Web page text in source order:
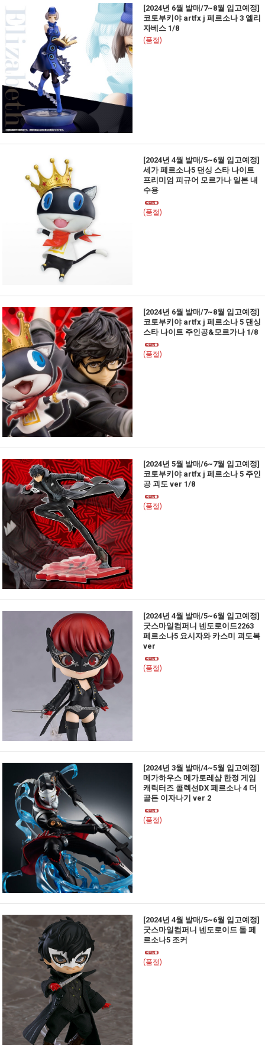
[2024년 6월 발매/7~8월 입고예정]
코토부키야 artfx j 페르소나 3 엘리
자베스 1/8
(품절)
[2024년 4월 발매/5~6월 입고예정]
세가 페르소나5 댄싱 스타 나이트
프리미엄 피규어 모르가나 일본 내
수용
(품절)
[2024년 6월 발매/7~8월 입고예정]
코토부키야 artfx j 페르소나 5 댄싱
스타 나이트 주인공&모르가나 1/8
(품절)
[2024년 5월 발매/6~7월 입고예정]
코토부키야 artfx j 페르소나 5 주인
공 괴도 ver 1/8
(품절)
[2024년 4월 발매/5~6월 입고예정]
굿스마일컴퍼니 넨도로이드2263
페르소나5 요시자와 카스미 괴도복
ver
(품절)
[2024년 3월 발매/4~5월 입고예정]
메가하우스 메가토레샵 한정 게임
캐릭터즈 콜렉션DX 페르소나 4 더
골든 이자나기 ver 2
(품절)
[2024년 4월 발매/5~6월 입고예정]
굿스마일컴퍼니 넨도로이드 돌 페
르소나5 조커
(품절)